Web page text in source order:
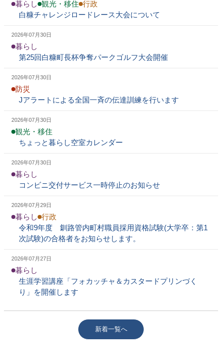
暮らし 観光・移住 行政
白糠チャレンジロードレース大会について
2026年07月30日
暮らし
第25回白糠町長杯争奪パークゴルフ大会開催
2026年07月30日
防災
Jアラートによる全国一斉の伝達訓練を行います
2026年07月30日
観光・移住
ちょっと暮らし空室カレンダー
2026年07月30日
暮らし
コンビニ交付サービス一時停止のお知らせ
2026年07月29日
暮らし 行政
令和9年度 釧路管内町村職員採用資格試験(大学卒：第1
次試験)の合格者をお知らせします。
2026年07月27日
暮らし
生涯学習講座「フォカッチャ＆カスタードプリンづく
り」を開催します
新着一覧へ